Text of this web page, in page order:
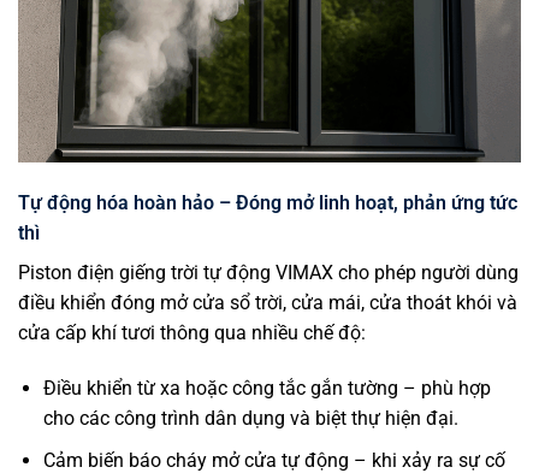
Tự động hóa hoàn hảo – Đóng mở linh hoạt, phản ứng tức
thì
Piston điện giếng trời tự động VIMAX cho phép người dùng
điều khiển đóng mở cửa sổ trời, cửa mái, cửa thoát khói và
cửa cấp khí tươi thông qua nhiều chế độ:
Điều khiển từ xa hoặc công tắc gắn tường – phù hợp
cho các công trình dân dụng và biệt thự hiện đại.
Cảm biến báo cháy mở cửa tự động – khi xảy ra sự cố